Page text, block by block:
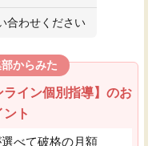
合わせください
からみた
ライン個別指導】のお
ト
べて破格の月額